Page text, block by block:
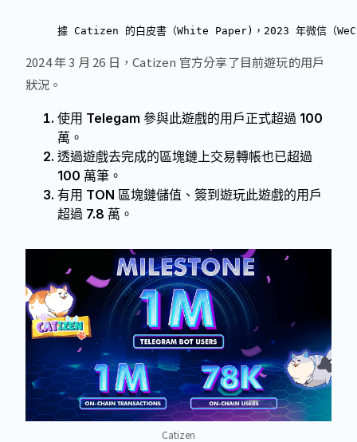
據 Catizen 的白皮書（White Paper)，2023 年微信（
2024 年 3 月 26 日，Catizen 官方分享了目前遊玩的用戶
狀況。
使用 Telegam 參與此遊戲的用戶正式超過 100
萬。
透過遊戲去完成的區塊鏈上交易轉帳也已超過
100 萬筆。
有用 TON 區塊鏈儲值、簽到遊玩此遊戲的用戶
超過 7.8 萬。
Catizen